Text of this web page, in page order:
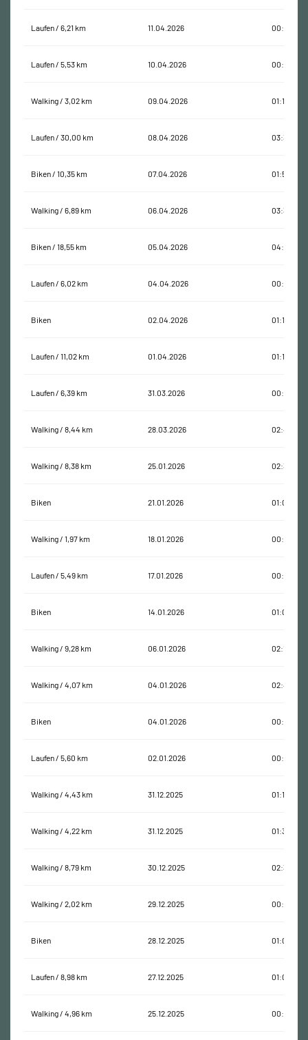
Laufen / 6,21 km 11.04.2026 00:39:59
Laufen / 5,53 km 10.04.2026 00:35:57
Walking / 3,02 km 09.04.2026 01:12:15
Laufen / 30,00 km 08.04.2026 03:34:08
Biken / 10,35 km 07.04.2026 01:54:54
Walking / 6,89 km 06.04.2026 03:32:55
Biken / 18,55 km 05.04.2026 04:17:50
Laufen / 6,02 km 04.04.2026 00:38:35
Biken 02.04.2026 01:11:35
Laufen / 11,02 km 01.04.2026 01:16:30
Laufen / 6,39 km 31.03.2026 00:42:45
Walking / 8,44 km 28.03.2026 02:40:22
Walking / 8,38 km 25.01.2026 02:31:55
Biken 21.01.2026 01:07:39
Walking / 1,97 km 18.01.2026 00:27:51
Laufen / 5,49 km 17.01.2026 00:37:48
Biken 14.01.2026 01:04:40
Walking / 9,28 km 06.01.2026 02:15:42
Walking / 4,07 km 04.01.2026 02:41:52
Biken 04.01.2026 00:58:49
Laufen / 5,60 km 02.01.2026 00:42:10
Walking / 4,43 km 31.12.2025 01:10:11
Walking / 4,22 km 31.12.2025 01:33:54
Walking / 8,79 km 30.12.2025 02:34:54
Walking / 2,02 km 29.12.2025 00:29:15
Biken 28.12.2025 01:04:30
Laufen / 8,98 km 27.12.2025 01:02:36
Walking / 4,96 km 25.12.2025 00:57:14